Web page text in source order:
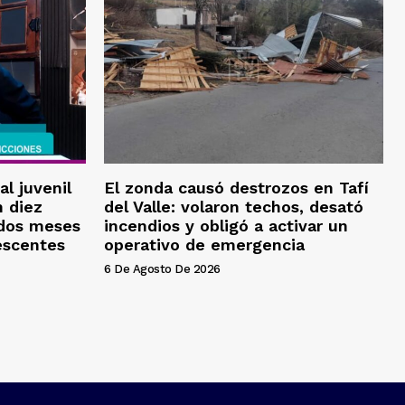
juvenil
diez
meses
El zonda causó destrozos en Tafí
del Valle: volaron techos, desató
incendios y obligó a activar un
operativo de emergencia
6 De Agosto De 2026